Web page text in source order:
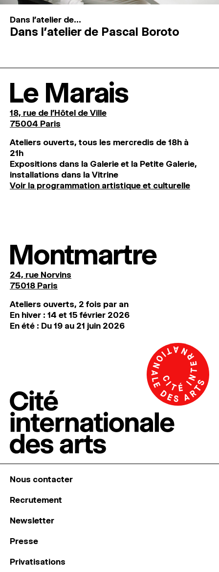
Dans l'atelier de...
Dans l’atelier de Pascal Boroto
Le Marais
18, rue de l'Hôtel de Ville
75004 Paris
Ateliers ouverts, tous les mercredis de 18h à
21h
Expositions dans la Galerie et la Petite Galerie,
installations dans la Vitrine
Voir la programmation artistique et culturelle
Montmartre
24, rue Norvins
75018 Paris
Ateliers ouverts, 2 fois par an
En hiver : 14 et 15 février 2026
En été : Du 19 au 21 juin 2026
Nous contacter
Recrutement
Newsletter
Presse
Privatisations